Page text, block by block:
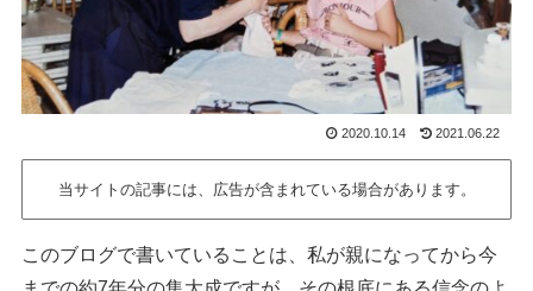
2020.10.14 2021.06.22
当サイトの記事には、広告が含まれている場合があります。
このブログで書いていることは、私が親になってから今